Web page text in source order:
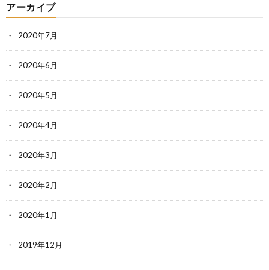
アーカイブ
2020年7月
2020年6月
2020年5月
2020年4月
2020年3月
2020年2月
2020年1月
2019年12月